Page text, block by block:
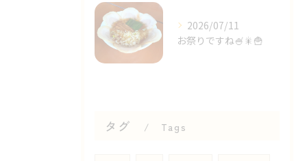
2026/07/11
お祭りですね🍧🎇🍟⁡
タグ Tags